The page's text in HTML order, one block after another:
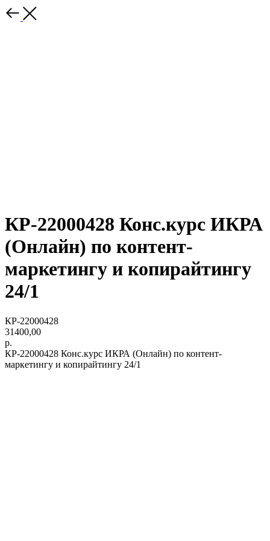
КР-22000428 Конс.курс ИКРА
(Онлайн) по контент-
маркетингу и копирайтингу
24/1
КР-22000428
31400,00
р.
КР-22000428 Конс.курс ИКРА (Онлайн) по контент-
маркетингу и копирайтингу 24/1